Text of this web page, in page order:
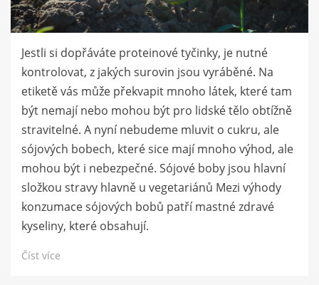
Jestli si dopřáváte proteinové tyčinky, je nutné
kontrolovat, z jakých surovin jsou vyráběné. Na
etiketě vás může překvapit mnoho látek, které tam
být nemají nebo mohou být pro lidské tělo obtížně
stravitelné. A nyní nebudeme mluvit o cukru, ale
sójových bobech, které sice mají mnoho výhod, ale
mohou být i nebezpečné. Sójové boby jsou hlavní
složkou stravy hlavně u vegetariánů Mezi výhody
konzumace sójových bobů patří mastné zdravé
kyseliny, které obsahují.
Číst více